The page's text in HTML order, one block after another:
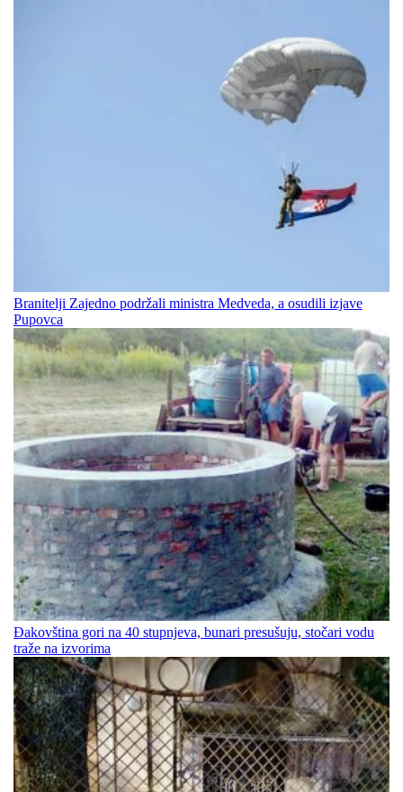
Branitelji Zajedno podržali ministra Medveda, a osudili izjave
Pupovca
Đakovština gori na 40 stupnjeva, bunari presušuju, stočari vodu
traže na izvorima